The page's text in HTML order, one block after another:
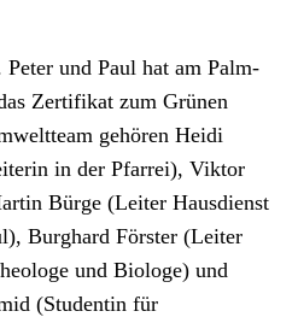
und Paul hat am Palm­
Zer­ti­fikat zum Grü­nen
gehören Hei­di
in der Pfar­rei), Vik­tor
Bürge (Leit­er Haus­di­enst
Burghard Förster (Leit­er
und Biologe) und
(Stu­dentin für